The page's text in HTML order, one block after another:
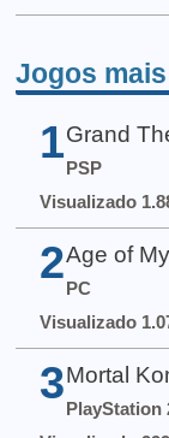
Jogos
1 Grand
PSP
Visualizado
2 Age of
PC
Visualizado
3 Mortal
PlayStation